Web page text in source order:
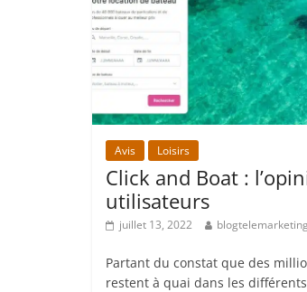
Avis Loisirs
Click and Boat :
utilisateurs
juillet 13, 2022 blogtelemarketing
Partant du constat que des
restent à quai dans les